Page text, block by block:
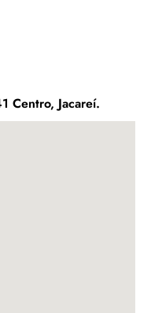
Centro, Jacareí.